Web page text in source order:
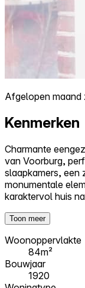
Afgelopen maand
Kenmerken
Charmante
van Voorburg,
slaapkamers, een
monumentale
karaktervol huis
Toon meer
Woonoppervlakte
84m²
Bouwjaar
1920